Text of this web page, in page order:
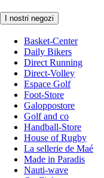
I nostri negozi
Basket-Center
Daily Bikers
Direct Running
Direct-Volley
Espace Golf
Foot-Store
Galoppostore
Golf and co
Handball-Store
House of Rugby
La sellerie de Maé
Made in Paradis
Nauti-wave